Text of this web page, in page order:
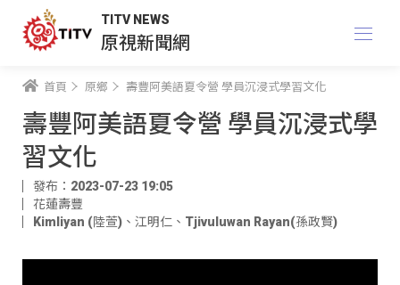
TITV NEWS
原視新聞網
首頁 原鄉 壽豐阿美語夏令營 學員沉浸式學習文化
壽豐阿美語夏令營 學員沉浸式學
習文化
發布：2023-07-23 19:05
花蓮壽豐
Kimliyan (陸萱) 、 江明仁 、 Tjivuluwan Rayan(孫政賢)